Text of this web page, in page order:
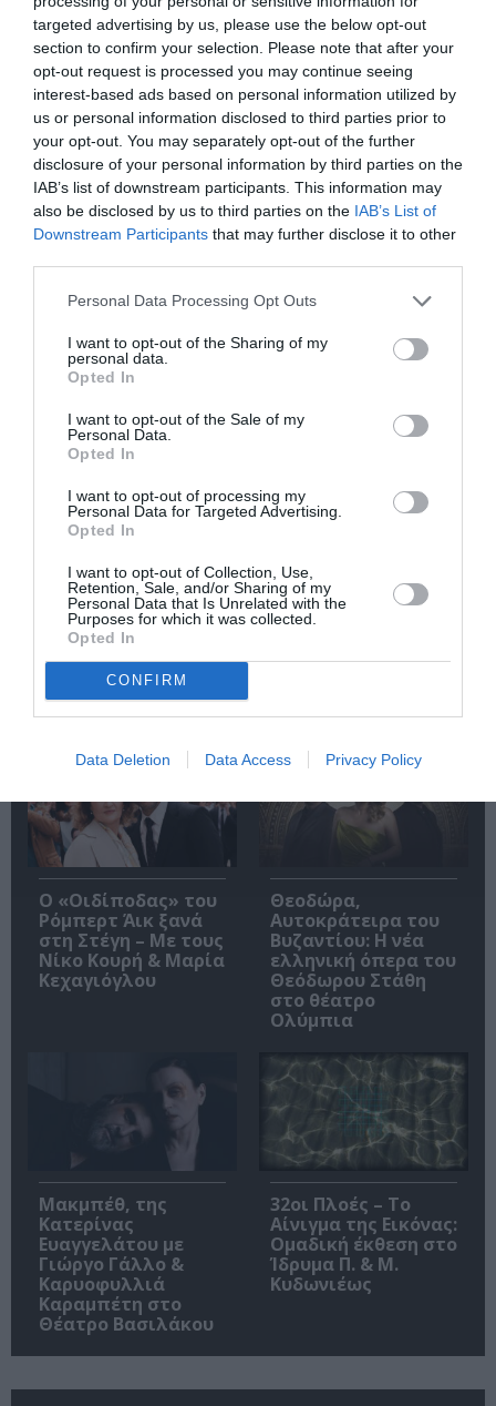
targeted advertising by us, please use the below opt-out
section to confirm your selection. Please note that after your
opt-out request is processed you may continue seeing
interest-based ads based on personal information utilized by
us or personal information disclosed to third parties prior to
your opt-out. You may separately opt-out of the further
disclosure of your personal information by third parties on the
IAB’s list of downstream participants. This information may
also be disclosed by us to third parties on the IAB’s List of
Downstream Participants that may further disclose it to other
Personal Data Processing Opt Outs
I want to opt-out of the Sharing of my
personal data.
Opted In
I want to opt-out of the Sale of my
Personal Data.
Opted In
I want to opt-out of processing my
Personal Data for Targeted Advertising.
Opted In
I want to opt-out of Collection, Use,
Retention, Sale, and/or Sharing of my
Personal Data that Is Unrelated with the
Purposes for which it was collected.
Opted In
CONFIRM
Data Deletion Data Access Privacy Policy
Σχετικά Άρθρα
Η μακρά λίστα με
τις υποψηφιότητες
για το Βραβείο
Booker 2026
2026 στο Ναύπλιο
«Παρεμποδίζοντας
την αποστασία,
Ιουλιανά 1965»:
βιβλίου στο
Μεταξουργείο
Σπύρος Κακατσάκης
– Ανακρίνοντας το
βιβλίου στα Public
Συντάγματος
Δημοφιλή Άρθρα
O «Οιδίποδας» του
Ρόμπερτ Άικ ξανά
στη Στέγη – Με τους
Νίκο Κουρή & Μαρία
Κεχαγιόγλου
Θεοδώρα,
Αυτοκράτειρα του
Βυζαντίου: Η νέα
ελληνική όπερα του
Θεόδωρου Στάθη
στο θέατρο
Ολύμπια
Μακμπέθ, της
Κατερίνας
Ευαγγελάτου με
Γιώργο Γάλλο &
Καρυοφυλλιά
Καραμπέτη στο
Θέατρο Βασιλάκου
32οι Πλοές – Το
Αίνιγμα της Εικόνας:
Ομαδική έκθεση στο
Ίδρυμα Π. & Μ.
Κυδωνιέως